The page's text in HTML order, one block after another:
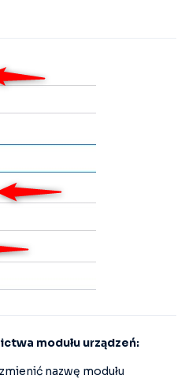
modułu urządzeń:
nazwę modułu